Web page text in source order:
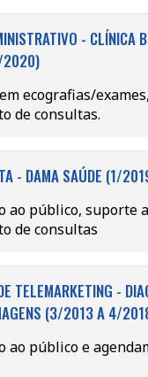
- CLÍNICA
ecografias/
de consultas.
- DAMA SAÚDE (1/
ao público, suporte
de consultas
TELEMARKETING -
(3/2013 A 4/
ao público e